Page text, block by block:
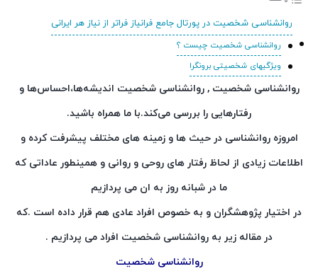
روانشناسی شخصیت در پورتال جامع فرانیاز فراتر از نیاز هر ایرانی
روانشناسی شخصیت چیست ؟
ویژگیهای شخصیتی برونگرا
روانشناسی شخصیت , روانشناسی شخصیت اندیشه‌ها،احساس‌ها و
رفتار‌هایی را بررسی می‌کند.با ما همراه باشید.
امروزه روانشناسی در حیث ها و زمینه های مختلف پیشرفت کرده و
اطلاعات زیادی از لحاظ رفتار های روحی و روانی و همینطور عاداتی که
ما در شبانه روز به ان می پردازیم
در اختیار پژوهشگران و به خصوص افراد عادی هم قرار داده است .که
در مقاله زیر به روانشناسی شخصیت افراد می پردازیم .
روانشناسی شخصیت